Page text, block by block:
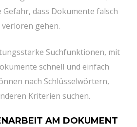
dass Dokumente falsch
gehen.
Suchfunktionen, mit
schnell und einfach
nach Schlüsselwörtern,
Kriterien suchen.
AM DOKUMENT